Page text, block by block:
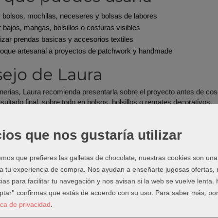
mochilas, neceseres y bolsas de labores
bajos, mangas, bolsillos o costuras visibles
prendas basicas y accesorios textiles
artesanal a proyectos de patchwork y handmade
de Laura
Laura recomienda presentarla sobre el proyecto antes de
final, sobre todo en bolsos, bolsillos o remates decorativos.
con otros materiales
parte de nuestra seccion decintas decorativas y pasamanerias
y remates para dar un acabado mas bonito a tus proyectos.
un bolso, una mochila o un complemento handmade,
anillas, hebillas, mosquetones, asas o correas, entra en
frecuentes
que nos gustaría utilizar
que prefieres las galletas de chocolate, nuestras cookies son
tu experiencia de compra. Nos ayudan a enseñarte jugosas ofertas,
para facilitar tu navegación y nos avisan si la web se vuelve lenta.
confirmas que estás de acuerdo con su uso. Para saber más,
de privacidad.